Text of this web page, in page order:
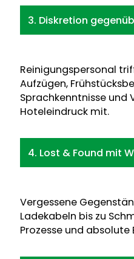
3. Diskretion
Reinigungspersonal
Aufzügen,
Sprachkenntnisse und
Hoteleindruck mit.
4. Lost & Found mit
Vergessene
Ladekabeln bis zu
Prozesse und absolute